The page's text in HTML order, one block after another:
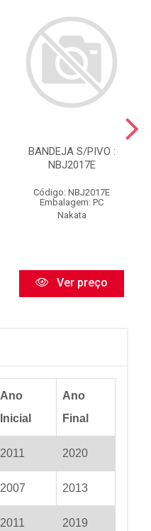
BANDEJA S/PIVO :
NBJ2017E
Código: NBJ2017E
Embalagem: PC
Nakata
Ver preço
Ano
Inicial
Ano
Final
2011 2020
2007 2013
2011 2019